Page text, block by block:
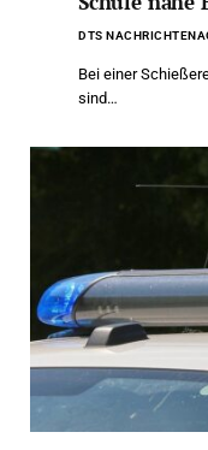
DTS
Bei einer
sind…